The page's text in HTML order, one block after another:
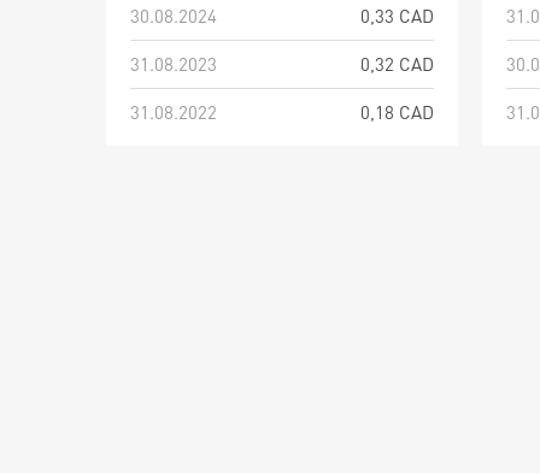
30.08.2024
0,33 CAD
31.08.2023
0,32 CAD
31.08.2022
0,18 CAD